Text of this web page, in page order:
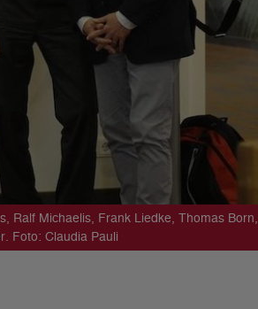
Ralf Michaelis, Frank Liedke, Thomas Born,
Foto: Claudia Pauli